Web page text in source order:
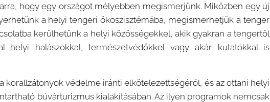
hogy egy országot mélyebben megismerjünk. Miközben egy új
a helyi tengeri ökoszisztémába, megismerhetjük a tenger
kerülhetünk a helyi közösségekkel, akik gyakran a tengertől
helyi halászokkal, természetvédőkkel vagy akár kutatókkal is
korallzátonyok védelme iránti elkötelezettségéről, és az ottani helyi
búvárturizmus kialakításában. Az ilyen programok nemcsak